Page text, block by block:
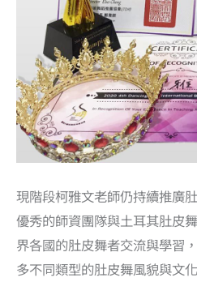
現階段柯雅文老師仍持續推廣
優秀的師資團隊與土耳其肚皮
界各國的肚皮舞者交流與學習
多不同類型的肚皮舞風貌與文